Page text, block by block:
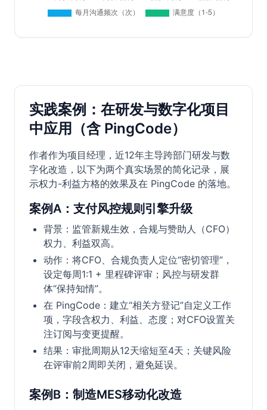
实践案例：在研发与数字化项目
中应用（含 PingCode）
作者作为项目经理，近12年主导跨部门研发与数
字化改造，以下为两个真实场景的简化记录，展
示权力-利益方格的效果及在 PingCode 的落地。
案例A：支付风控规则引擎升级
背景：监管新规生效，合规与赞助人（CFO）
权力、利益双高。
动作：将CFO、合规负责人定位“密切管理”，
设定每周1:1 + 里程碑评审；风控与研发群
体“保持知情”。
在 PingCode：建立“相关方登记”自定义工作
项，字段含权力、利益、态度；对CFO设置关
注订阅与变更提醒。
结果：审批周期从12天缩短至4天；关键风险
在评审前2周即关闭，避免延误。
案例B：制造MES移动化改造